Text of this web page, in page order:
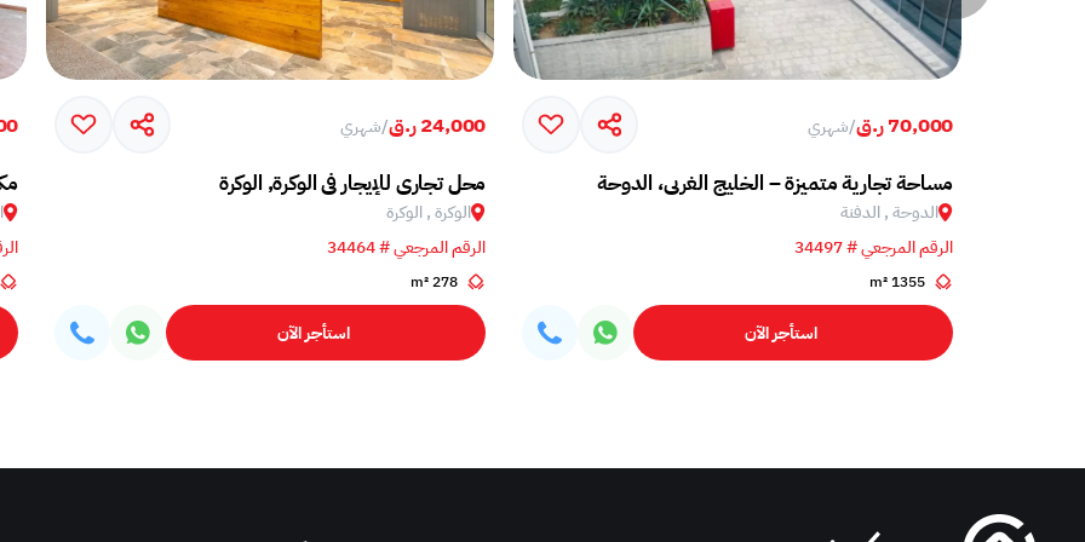
70,000 ر.ق /شهري
مساحة تجارية متميزة – الخليج الغربي، الدوحة
الدوحة , الدفنة
الرقم المرجعي # 34497
1355 m²
استأجر الآن
24,000 ر.ق /شهري
محل تجاري للإيجار في الوكرة, الوكرة
الوكرة , الوكرة
الرقم المرجعي # 34464
278 m²
استأجر الآن